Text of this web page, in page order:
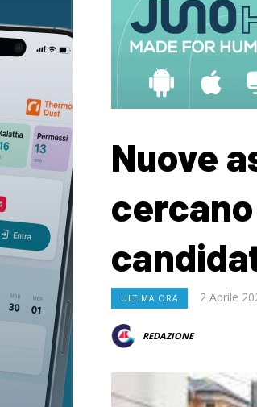
Nuove
ULTIMA ORA 2 Aprile
REDAZIONE